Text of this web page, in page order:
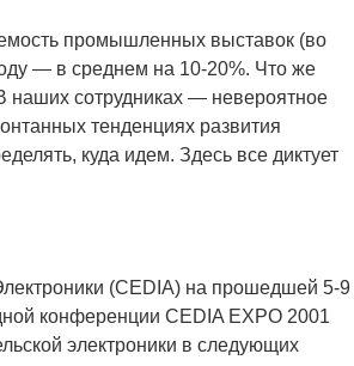
промышленных выставок (во
— в среднем на 10-20%. Что же
наших сотрудниках — невероятное
тенденциях развития
куда идем. Здесь все диктует
(CEDIA) на прошедшей 5-9
конференции CEDIA EXPO 2001
электроники в следующих